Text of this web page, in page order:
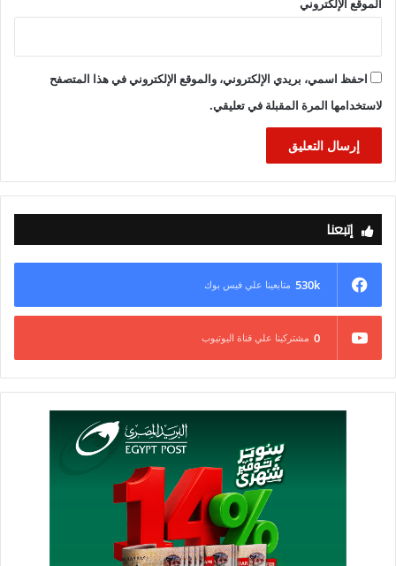
الموقع الإلكتروني
احفظ اسمي، بريدي الإلكتروني، والموقع الإلكتروني في هذا المتصفح
لاستخدامها المرة المقبلة في تعليقي.
إتبعنا
530k متابعينا علي فيس بوك
0 مشتركينا علي قناة اليوتيوب